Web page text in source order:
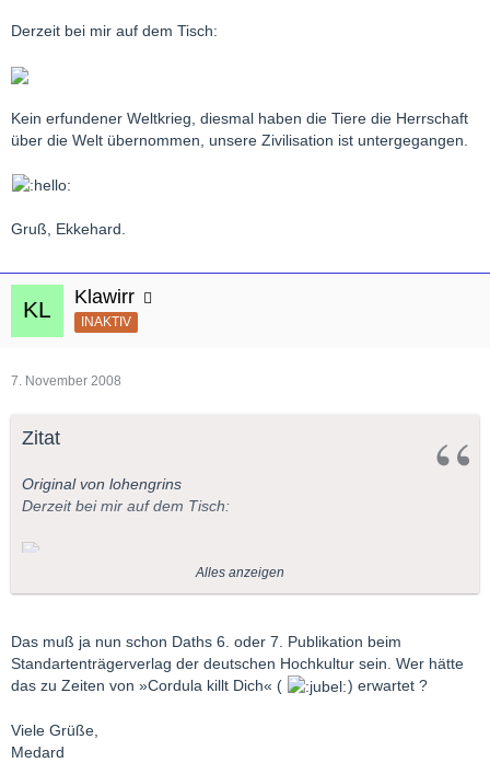
Derzeit bei mir auf dem Tisch:
Kein erfundener Weltkrieg, diesmal haben die Tiere die Herrschaft
über die Welt übernommen, unsere Zivilisation ist untergegangen.
Gruß, Ekkehard.
Klawirr
INAKTIV
7. November 2008
Zitat
Original von lohengrins
Derzeit bei mir auf dem Tisch:
Kein erfundener Weltkrieg, diesmal haben die Tiere die
untergegangen.
Gruß, Ekkehard.
Alles anzeigen
Das muß ja nun schon Daths 6. oder 7. Publikation beim
Standartenträgerverlag der deutschen Hochkultur sein. Wer hätte
das zu Zeiten von »Cordula killt Dich« (
) erwartet ?
Viele Grüße,
Medard